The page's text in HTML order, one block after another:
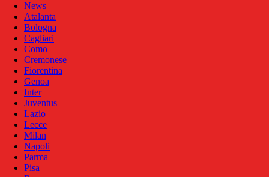
News
Atalanta
Bologna
Cagliari
Como
Cremonese
Fiorentina
Genoa
Inter
Juventus
Lazio
Lecce
Milan
Napoli
Parma
Pisa